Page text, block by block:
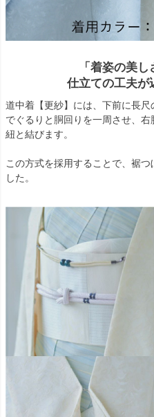
「着姿の美
仕立ての工夫が
道中着【更紗】には、下前に長
でぐるりと胴回りを一周させ、
紐と結びます。
この方式を採用することで、裾
した。